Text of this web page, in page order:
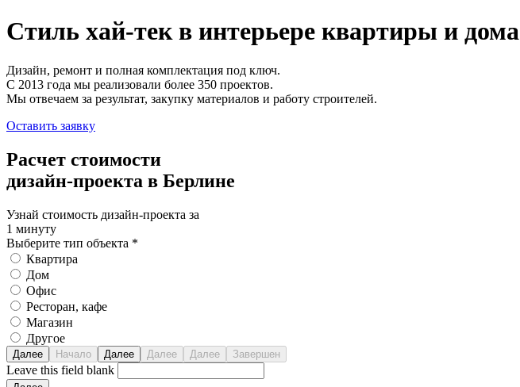
Стиль хай-текв интерьере квартиры и дома
Дизайн, ремонт и полная комплектация под ключ.
С 2013 года мы реализовали более 350 проектов.
Мы отвечаем за результат, закупку материалов и работу строителей.
Оставить заявку
Расчет стоимости
дизайн-проекта в Берлине
Узнай стоимость дизайн-проекта за
1 минуту
Выберите тип объекта *
Квартира
Дом
Офис
Ресторан, кафе
Магазин
Другое
Leave this field blank